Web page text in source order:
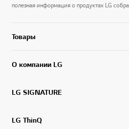
полезная информация о продуктах LG
Товары
О компании LG
LG SIGNATURE
LG ThinQ